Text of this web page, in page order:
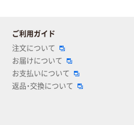
ご利用ガイド
注文について
お届けについて
お支払いについて
返品・交換について